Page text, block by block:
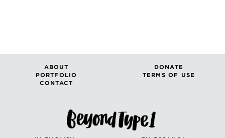
ABOUT
DONATE
PORTFOLIO
TERMS OF USE
CONTACT